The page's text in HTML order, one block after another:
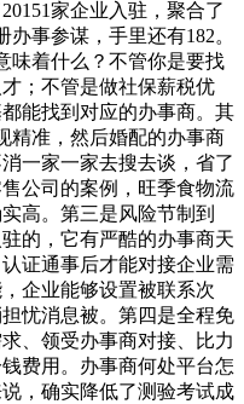
家企业入驻，聚合了
办事参谋，手里还有182。
味着什么？不管你是要找
；不管是做社保薪税优
能找到对应的办事商。其
精准，然后婚配的办事商
一家一家去搜去谈，省了
公司的案例，旺季食物流
高。第三是风险节制到
的，它有严酷的办事商天
证通事后才能对接企业需
企业能够设置被联系次
忧消息被。第四是全程免
、领受办事商对接、比力
费用。办事商何处平台怎
，确实降低了测验考试成